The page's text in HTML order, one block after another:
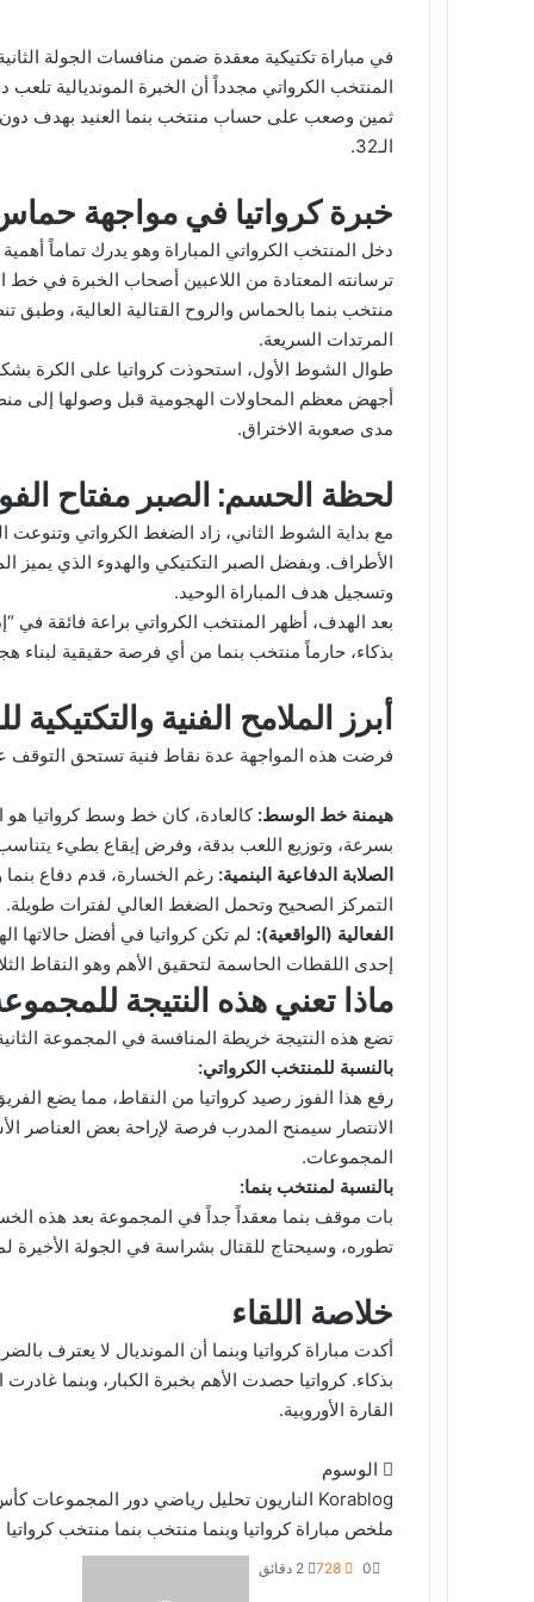
المنتخب الكرواتي مجدداً أن الخبرة المونديالية
الـ32.
خبرة كرواتيا في مواجهة
دخل المنتخب الكرواتي المباراة وهو يدرك تماماً
ترسانته المعتادة من اللاعبين أصحاب الخبرة في
منتخب بنما بالحماس والروح القتالية العالية،
المرتدات السريعة.
طوال الشوط الأول، استحوذت كرواتيا على الكرة
أجهض معظم المحاولات الهجومية قبل وصولها إلى
مدى صعوبة الاختراق.
لحظة الحسم: الصبر مفتاح
مع بداية الشوط الثاني، زاد الضغط الكرواتي
الأطراف. وبفضل الصبر التكتيكي والهدوء الذي يميز
وتسجيل هدف المباراة الوحيد.
بعد الهدف، أظهر المنتخب الكرواتي براعة فائقة في
بذكاء، حارماً منتخب بنما من أي فرصة حقيقية لبناء
أبرز الملامح الفنية والتكتيكية
فرضت هذه المواجهة عدة نقاط فنية تستحق التوقف
هيمنة خط الوسط: كالعادة، كان خط وسط كرواتيا
بسرعة، وتوزيع اللعب بدقة، وفرض إيقاع بطيء
الصلابة الدفاعية البنمية: رغم الخسارة، قدم دفاع
التمركز الصحيح وتحمل الضغط العالي لفترات طويلة.
الفعالية (الواقعية): لم تكن كرواتيا في أفضل حالاتها
إحدى اللقطات الحاسمة لتحقيق الأهم وهو النقاط
ماذا تعني هذه النتيجة
تضع هذه النتيجة خريطة المنافسة في المجموعة
بالنسبة للمنتخب الكرواتي:
الانتصار سيمنح المدرب فرصة لإراحة بعض العناصر
المجموعات.
بالنسبة لمنتخب بنما:
بات موقف بنما معقداً جداً في المجموعة بعد هذه
تطوره، وسيحتاج للقتال بشراسة في الجولة الأخيرة
خلاصة اللقاء
أكدت مباراة كرواتيا وبنما أن المونديال لا يعترف
بذكاء. كرواتيا حصدت الأهم بخبرة الكبار، وبنما
القارة الأوروبية.
الوسوم
Korablog الناريون تحليل رياضي دور المجموعات كأس
ملخص مباراة كرواتيا وبنما منتخب بنما منتخب كرواتيا
0